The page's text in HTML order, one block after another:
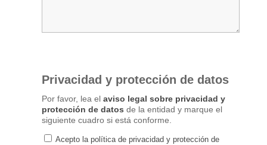
Privacidad y protección de datos
Por favor, lea elaviso legal sobre privacidad y
protección de datos de la entidad y marque el
siguiente cuadro si está conforme.
Acepto la política de privacidad y protección de